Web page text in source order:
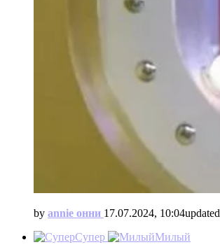
by annie онни 17.07.2024, 10:04updated
Супер
Милый